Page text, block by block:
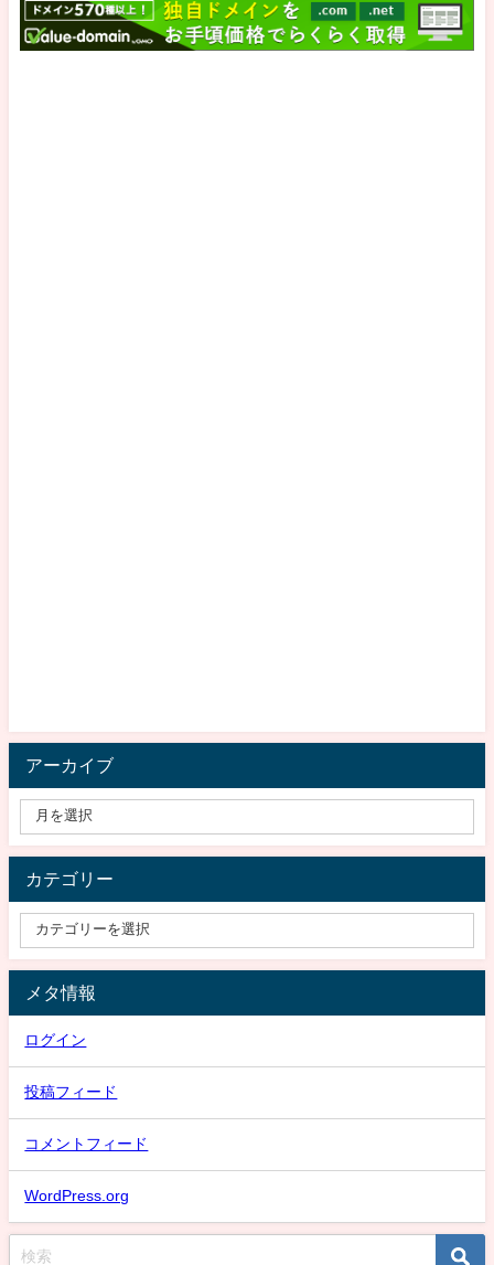
アーカイブ
カテゴリー
メタ情報
ログイン
投稿フィード
コメントフィード
WordPress.org